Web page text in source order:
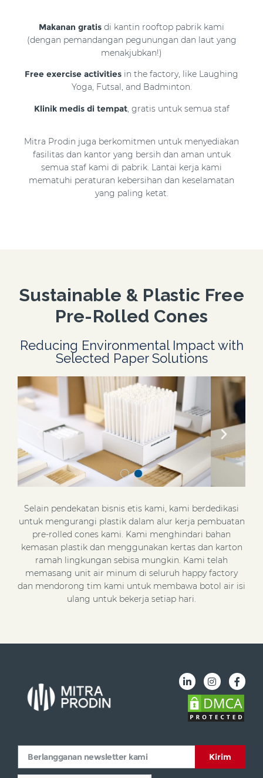
Makanan gratis di kantin rooftop pabrik kami
(dengan pemandangan pegunungan dan laut yang
menakjubkan!)
Free exercise activities in the factory, like Laughing
Yoga, Futsal, and Badminton.
Klinik medis di tempat, gratis untuk semua staf
Mitra Prodin juga berkomitmen untuk menyediakan
fasilitas dan kantor yang bersih dan aman untuk
semua staf kami di pabrik. Lantai kerja kami
mematuhi peraturan kebersihan dan keselamatan
yang paling ketat.
Sustainable & Plastic Free
Pre-Rolled Cones
Reducing Environmental Impact with
Selected Paper Solutions
Selain pendekatan bisnis etis kami, kami berdedikasi
untuk mengurangi plastik dalam alur kerja pembuatan
pre-rolled cones kami. Kami menghindari bahan
kemasan plastik dan menggunakan kertas dan karton
ramah lingkungan sebisa mungkin. Kami telah
memasang unit air minum di seluruh happy factory
dan mendorong tim kami untuk membawa botol air isi
ulang untuk bekerja setiap hari.
Kirim